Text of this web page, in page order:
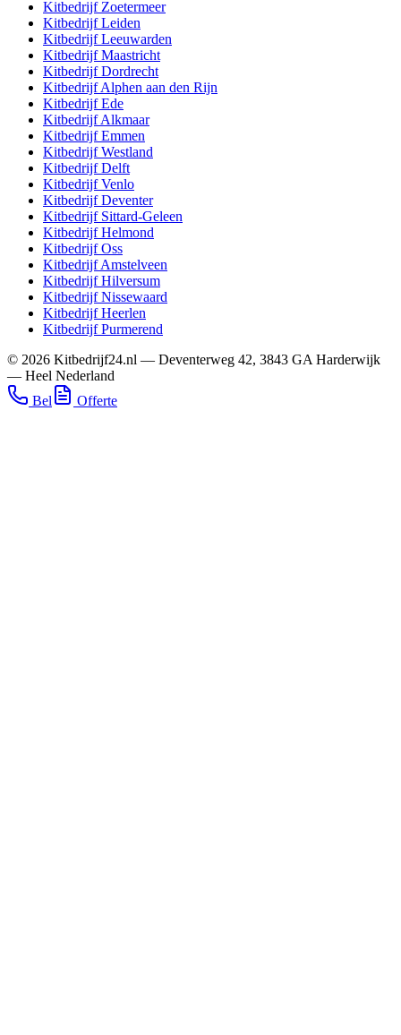
Kitbedrijf Zoetermeer
KitbedrijfLeiden
KitbedrijfLeeuwarden
KitbedrijfMaastricht
KitbedrijfDordrecht
KitbedrijfAlphen aan den Rijn
KitbedrijfEde
KitbedrijfAlkmaar
KitbedrijfEmmen
KitbedrijfWestland
KitbedrijfDelft
KitbedrijfVenlo
KitbedrijfDeventer
Kitbedrijf Sittard-Geleen
KitbedrijfHelmond
KitbedrijfOss
KitbedrijfAmstelveen
KitbedrijfHilversum
KitbedrijfNissewaard
KitbedrijfHeerlen
KitbedrijfPurmerend
© 2026 Kitbedrijf24.nl — Deventerweg 42, 3843 GA Harderwijk
— Heel Nederland
Bel
Offerte